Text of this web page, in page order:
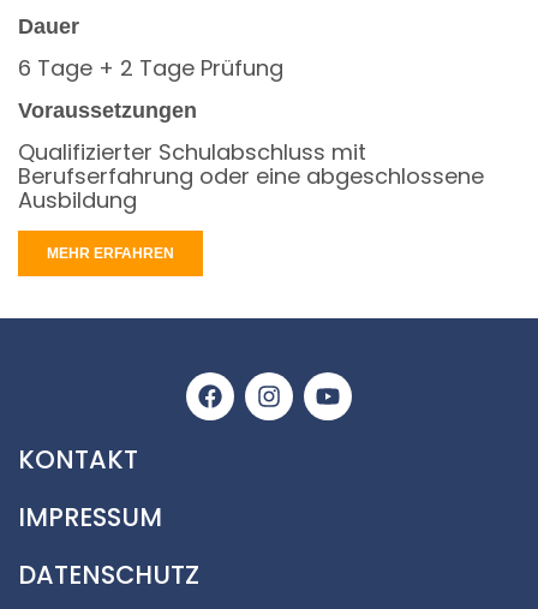
Dauer
6 Tage + 2 Tage Prüfung
Voraussetzungen
Qualifizierter Schulabschluss mit
Berufserfahrung oder eine abgeschlossene
Ausbildung
MEHR ERFAHREN
KONTAKT
IMPRESSUM
DATENSCHUTZ